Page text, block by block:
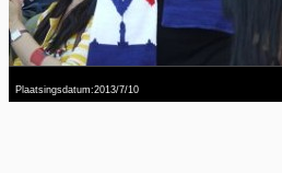
Plaatsingsdatum:2013/7/10